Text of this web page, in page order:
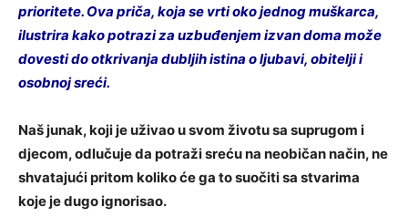
prioritete. Ova priča, koja se vrti oko jednog muškarca,
ilustrira kako potrazi za uzbuđenjem izvan doma može
dovesti do otkrivanja dubljih istina o ljubavi, obitelji i
osobnoj sreći.
Naš junak, koji je uživao u svom životu sa suprugom i
djecom, odlučuje da potraži sreću na neobičan način, ne
shvatajući pritom koliko će ga to suočiti sa stvarima
koje je dugo ignorisao.